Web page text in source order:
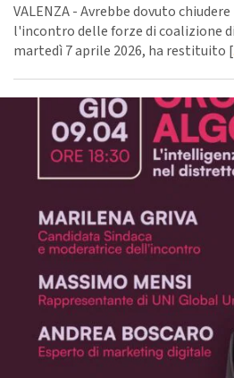
VALENZA - Avrebbe dovuto
l'incontro delle forze di coalizione
martedì 7 aprile 2026, ha restituito [